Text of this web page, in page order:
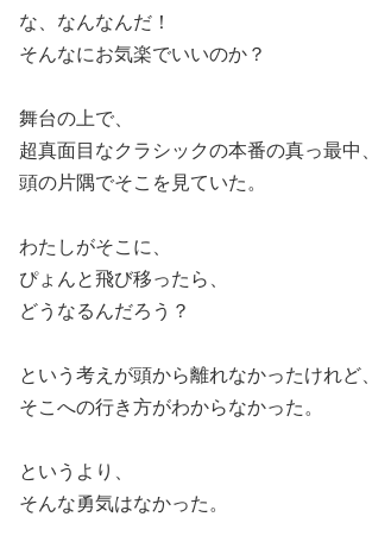
な、なんなんだ！
そんなにお気楽でいいのか？
舞台の上で、
超真面目なクラシックの本番の真っ最中、
頭の片隅でそこを見ていた。
わたしがそこに、
ぴょんと飛び移ったら、
どうなるんだろう？
という考えが頭から離れなかったけれど、
そこへの行き方がわからなかった。
というより、
そんな勇気はなかった。